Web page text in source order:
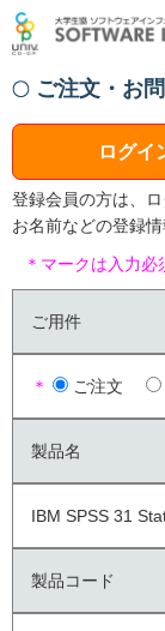
ご注文・お
ログイ
登録会員の方は、ロ
お名前などの登録
＊マークは入力必
ご用件
＊ ご注文
製品名
IBM SPSS 31
製品コード